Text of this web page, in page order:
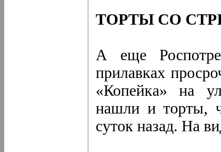
ТОРТЫ СО
А еще
прилавках
«Копейка» на
нашли и торты,
суток назад. На